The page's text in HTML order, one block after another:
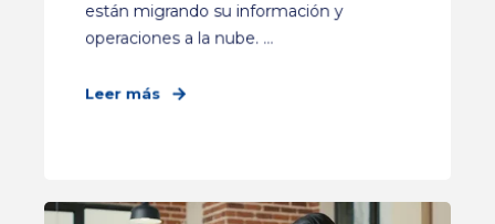
están migrando su información y
operaciones a la nube. ...
Leer más